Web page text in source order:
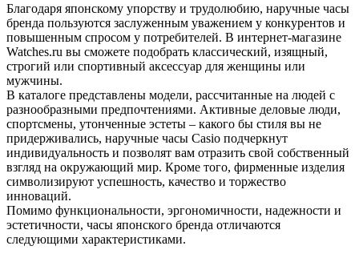
Благодаря японскому упорству и трудолюбию, наручные часы
бренда пользуются заслуженным уважением у конкурентов и
повышенным спросом у потребителей. В интернет-магазине
Watches.ru вы сможете подобрать классический, изящный,
строгий или спортивный аксессуар для женщины или
мужчины.
В каталоге представлены модели, рассчитанные на людей с
разнообразными предпочтениями. Активные деловые люди,
спортсмены, утонченные эстеты – какого бы стиля вы не
придерживались, наручные часы Casio подчеркнут
индивидуальность и позволят вам отразить свой собственный
взгляд на окружающий мир. Кроме того, фирменные изделия
символизируют успешность, качество и торжество
инноваций.
Помимо функциональности, эргономичности, надежности и
эстетичности, часы японского бренда отличаются
следующими характеристиками.